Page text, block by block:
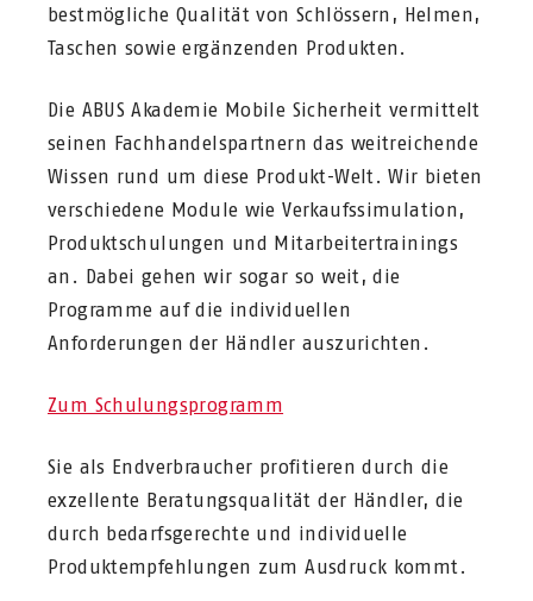
bestmögliche Qualität von Schlössern, Helmen,
Taschen sowie ergänzenden Produkten.
Die ABUS Akademie Mobile Sicherheit vermittelt
seinen Fachhandelspartnern das weitreichende
Wissen rund um diese Produkt-Welt. Wir bieten
verschiedene Module wie Verkaufssimulation,
Produktschulungen und Mitarbeitertrainings
an. Dabei gehen wir sogar so weit, die
Programme auf die individuellen
Anforderungen der Händler auszurichten.
Zum Schulungsprogramm
Sie als Endverbraucher profitieren durch die
exzellente Beratungsqualität der Händler, die
durch bedarfsgerechte und individuelle
Produktempfehlungen zum Ausdruck kommt.